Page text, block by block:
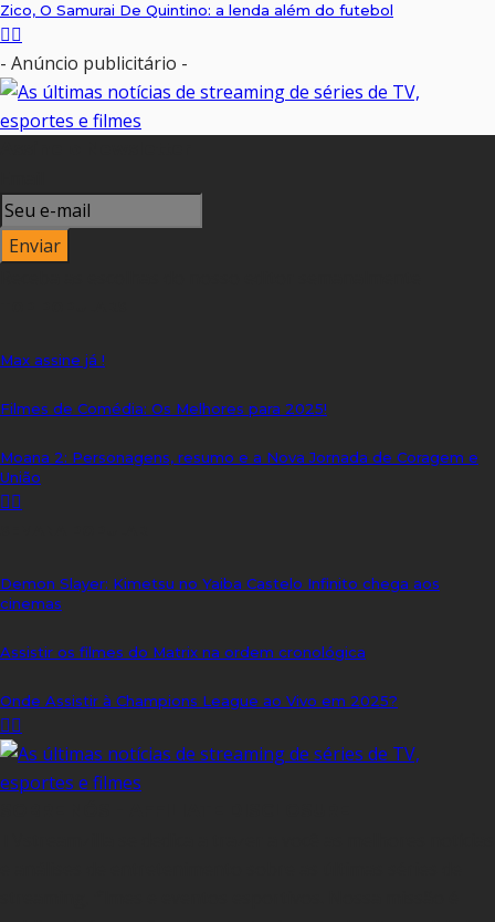
Zico, O Samurai De Quintino: a lenda além do futebol
- Anúncio publicitário -
Max assine já !
Filmes de Comédia: Os Melhores para 2025!
Moana 2: Personagens, resumo e a Nova Jornada de Coragem e
União
Demon Slayer: Kimetsu no Yaiba Castelo Infinito chega aos
cinemas
Assistir os filmes do Matrix na ordem cronológica
Onde Assistir à Champions League ao Vivo em 2025?